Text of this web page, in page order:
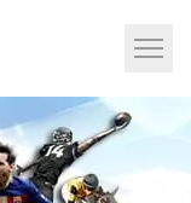
網
站